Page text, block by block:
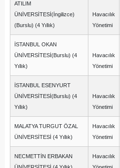
ATILIM
ÜNİVERSİTESİ(İngilizce)
(Burslu) (4 Yıllık)
Havacılık
Yönetimi
İSTANBUL OKAN
ÜNİVERSİTESİ(Burslu) (4
Yıllık)
Havacılık
Yönetimi
İSTANBUL ESENYURT
ÜNİVERSİTESİ(Burslu) (4
Yıllık)
Havacılık
Yönetimi
MALATYA TURGUT ÖZAL
ÜNİVERSİTESİ (4 Yıllık)
Havacılık
Yönetimi
NECMETTİN ERBAKAN
Havacılık